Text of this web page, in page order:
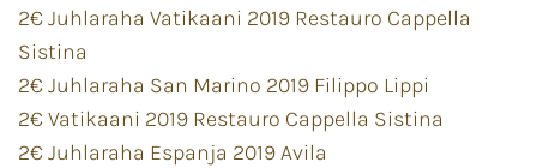
2€ Juhlaraha Vatikaani 2019 Restauro Cappella
Sistina
2€ Juhlaraha San Marino 2019 Filippo Lippi
2€ Vatikaani 2019 Restauro Cappella Sistina
2€ Juhlaraha Espanja 2019 Avila